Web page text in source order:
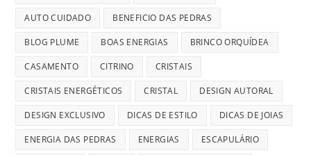
AUTO CUIDADO BENEFICIO DAS PEDRAS
BLOG PLUME BOAS ENERGIAS BRINCO ORQUÍDEA
CASAMENTO CITRINO CRISTAIS
CRISTAIS ENERGÉTICOS CRISTAL DESIGN AUTORAL
DESIGN EXCLUSIVO DICAS DE ESTILO DICAS DE JOIAS
ENERGIA DAS PEDRAS ENERGIAS ESCAPULÁRIO